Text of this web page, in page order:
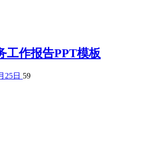
工作报告PPT模板
25日 59